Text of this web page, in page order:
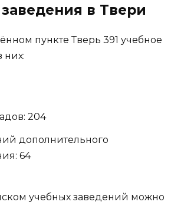
в Твери
пункте Тверь 391 учебное
них:
204
дополнительного
64
учебных заведений можно